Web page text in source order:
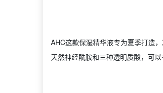
AHC这款保湿精华液专为夏季打造
天然神经酰胺和三种透明质酸，可